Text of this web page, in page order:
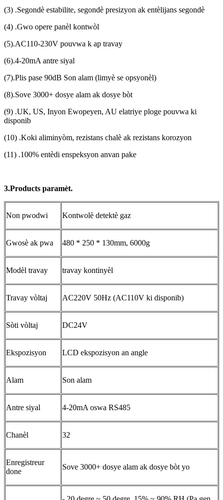
(3) .Segondè estabilite, segondè presizyon ak entèlijans segondè
(4) .Gwo opere panèl kontwòl
(5).AC110-230V pouvwa k ap travay
(6).4-20mA antre siyal
(7).Plis pase 90dB Son alam (limyè se opsyonèl)
(8).Sove 3000+ dosye alam ak dosye bòt
(9) .UK, US, Inyon Ewopeyen, AU elatriye ploge pouvwa ki
disponib
(10) .Koki aliminyòm, rezistans chalè ak rezistans korozyon
(11) .100% entèdi enspeksyon anvan pake
3.Products paramèt.
Non pwodwi Kontwolè detektè gaz
Gwosè ak pwa 480 * 250 * 130mm, 6000g
Modèl travay travay kontinyèl
Travay vòltaj AC220V 50Hz (AC110V ki disponib)
Sòti vòltaj DC24V
Ekspozisyon LCD ekspozisyon an angle
Alam Son alam
Antre siyal 4-20mA oswa RS485
Chanèl 32
Enregistreur
done
Sove 3000+ dosye alam ak dosye bòt yo